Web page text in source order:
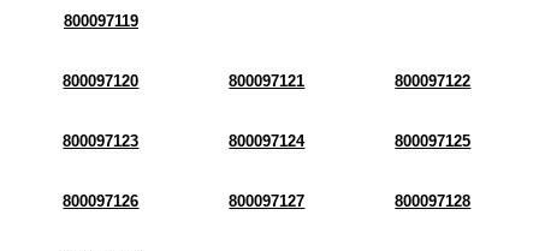
800097119
800097120 800097121 800097122
800097123 800097124 800097125
800097126 800097127 800097128